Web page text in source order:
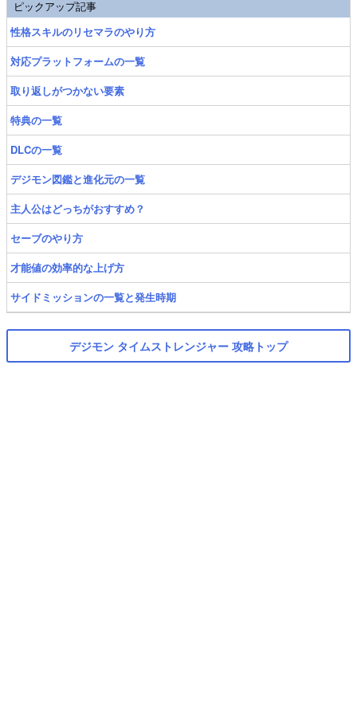
ピックアップ記事
性格スキルのリセマラのやり方
対応プラットフォームの一覧
取り返しがつかない要素
特典の一覧
DLCの一覧
デジモン図鑑と進化元の一覧
主人公はどっちがおすすめ？
セーブのやり方
才能値の効率的な上げ方
サイドミッションの一覧と発生時期
デジモン タイムストレンジャー 攻略トップ